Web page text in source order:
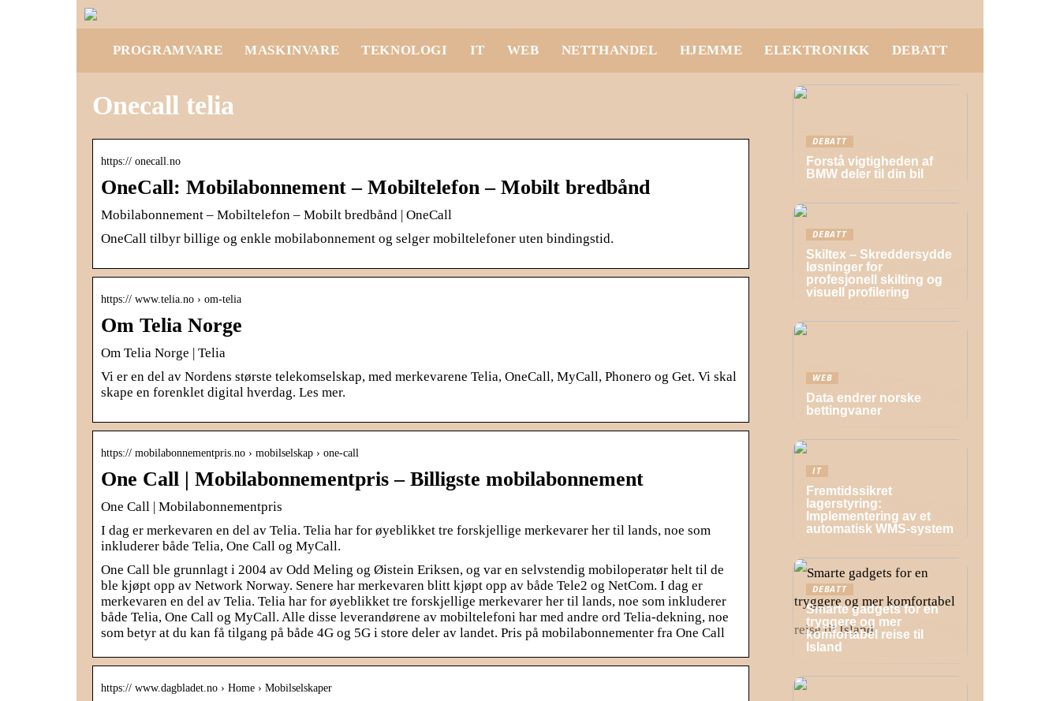
PROGRAMVARE MASKINVARE TEKNOLOGI IT WEB NETTHANDEL HJEMME ELEKTRONIKK DEBATT
Onecall telia
https:// onecall.no
OneCall: Mobilabonnement – Mobiltelefon – Mobilt bredbånd
Mobilabonnement – Mobiltelefon – Mobilt bredbånd | OneCall
OneCall tilbyr billige og enkle mobilabonnement og selger mobiltelefoner uten bindingstid.
https:// www.telia.no › om-telia
Om Telia Norge
Om Telia Norge | Telia
Vi er en del av Nordens største telekomselskap, med merkevarene Telia, OneCall, MyCall, Phonero og Get. Vi skal
skape en forenklet digital hverdag. Les mer.
https:// mobilabonnementpris.no › mobilselskap › one-call
One Call | Mobilabonnementpris – Billigste mobilabonnement
One Call | Mobilabonnementpris
I dag er merkevaren en del av Telia. Telia har for øyeblikket tre forskjellige merkevarer her til lands, noe som
inkluderer både Telia, One Call og MyCall.
One Call ble grunnlagt i 2004 av Odd Meling og Øistein Eriksen, og var en selvstendig mobiloperatør helt til de
ble kjøpt opp av Network Norway. Senere har merkevaren blitt kjøpt opp av både Tele2 og NetCom. I dag er
merkevaren en del av Telia. Telia har for øyeblikket tre forskjellige merkevarer her til lands, noe som inkluderer
både Telia, One Call og MyCall. Alle disse leverandørene av mobiltelefoni har med andre ord Telia-dekning, noe
som betyr at du kan få tilgang på både 4G og 5G i store deler av landet. Pris på mobilabonnementer fra One Call
https:// www.dagbladet.no › Home › Mobilselskaper
DEBATT
Forstå vigtigheden af
BMW deler til din bil
DEBATT
Skiltex – Skreddersydde
løsninger for
profesjonell skilting og
visuell profilering
WEB
Data endrer norske
bettingvaner
IT
Fremtidssikret
lagerstyring:
Implementering av et
automatisk WMS-system
DEBATT
Smarte gadgets for en
tryggere og mer
komfortabel reise til
Island